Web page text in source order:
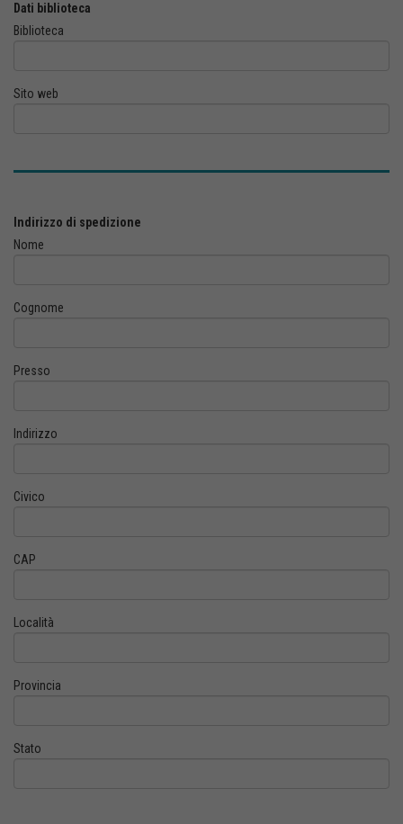
Dati biblioteca
Biblioteca
Sito web
Indirizzo di spedizione
Nome
Cognome
Presso
Indirizzo
Civico
CAP
Località
Provincia
Stato